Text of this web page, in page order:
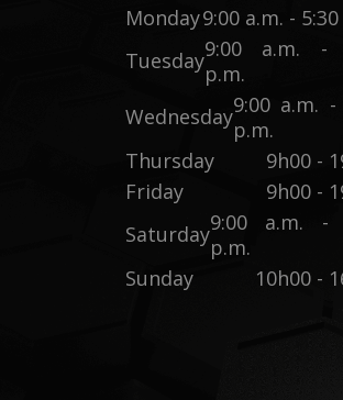
Monday9:00 a.m. -
Tuesday9:00 a.m. -
p.m.
Wednesday9:00 a.m. -
p.m.
Thursday
9h00 -
Friday
9h00 -
Saturday9:00 a.m. -
p.m.
Sunday
10h00 -